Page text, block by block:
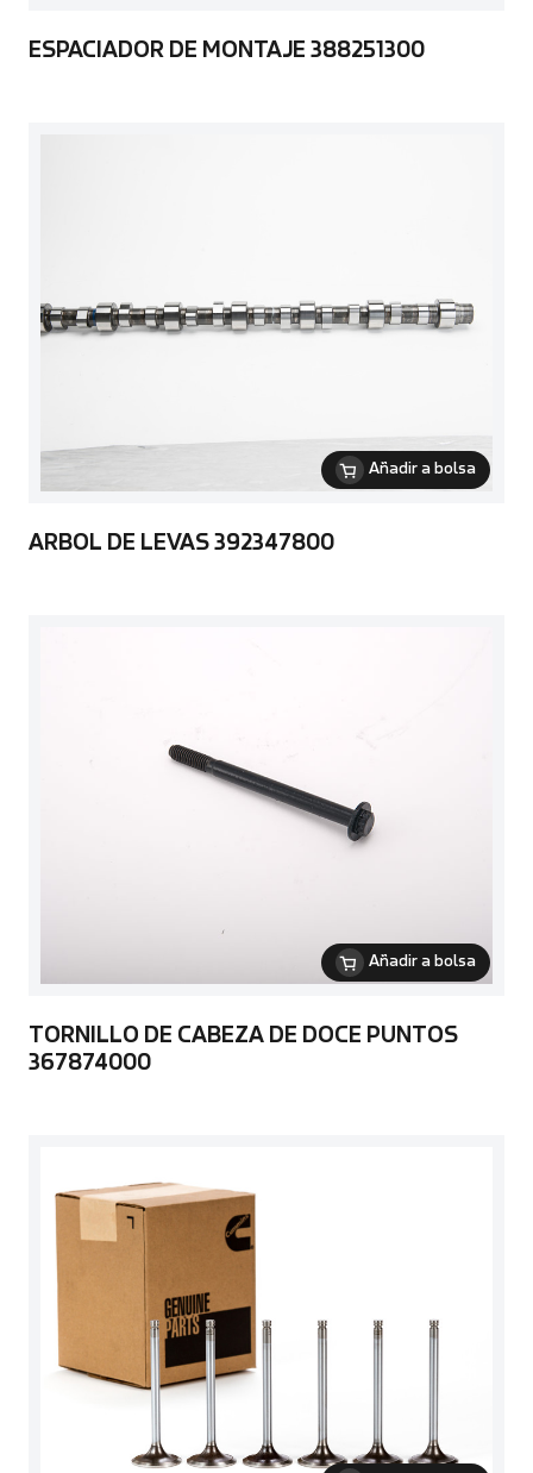
ESPACIADOR DE MONTAJE 388251300
Añadir a bolsa
ARBOL DE LEVAS 392347800
Añadir a bolsa
TORNILLO DE CABEZA DE DOCE PUNTOS
367874000